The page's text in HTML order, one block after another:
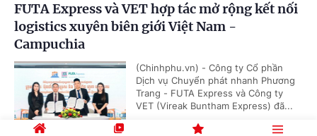
FUTA Express và VET hợp tác mở rộng kết nối
logistics xuyên biên giới Việt Nam -
Campuchia
(Chinhphu.vn) - Công ty Cổ phần
Dịch vụ Chuyển phát nhanh Phương
Trang - FUTA Express và Công ty
VET (Vireak Buntham Express) đã...